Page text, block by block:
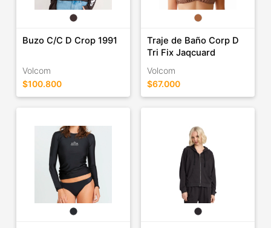
Buzo C/C D Crop 1991
Volcom
$100.800
Traje de Baño Corp D
Tri Fix Jaqcuard
Volcom
$67.000